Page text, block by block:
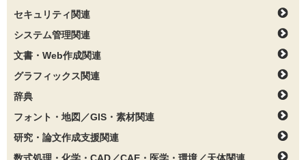
セキュリティ関連
システム管理関連
文書・Web作成関連
グラフィックス関連
辞典
フォント・地図／GIS・素材関連
研究・論文作成支援関連